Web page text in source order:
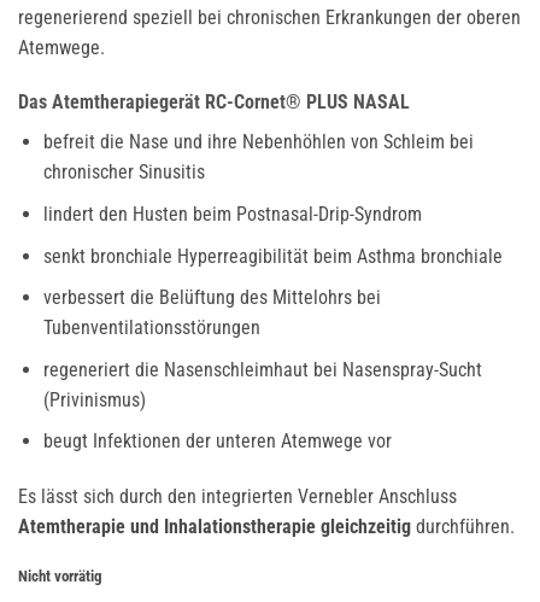
regenerierend speziell bei chronischen Erkrankungen der oberen
Atemwege.
Das Atemtherapiegerät RC-Cornet® PLUS NASAL
befreit die Nase und ihre Nebenhöhlen von Schleim bei
chronischer Sinusitis
lindert den Husten beim Postnasal-Drip-Syndrom
senkt bronchiale Hyperreagibilität beim Asthma bronchiale
verbessert die Belüftung des Mittelohrs bei
Tubenventilationsstörungen
regeneriert die Nasenschleimhaut bei Nasenspray-Sucht
(Privinismus)
beugt Infektionen der unteren Atemwege vor
Es lässt sich durch den integrierten Vernebler Anschluss
Atemtherapie und Inhalationstherapie gleichzeitig durchführen.
Nicht vorrätig